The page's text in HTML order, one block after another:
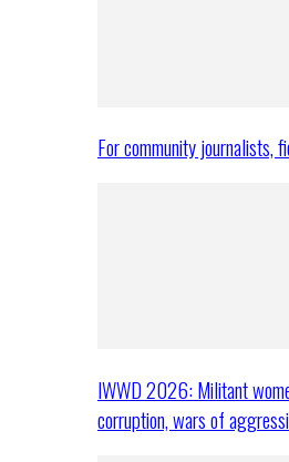
For community journalists,
IWWD 2026: Militant
corruption, wars of